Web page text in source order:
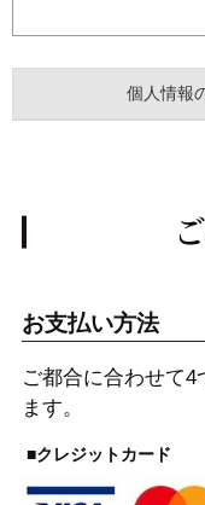
お支払い方法
ご都合に合わせて
ます。
■クレジットカード